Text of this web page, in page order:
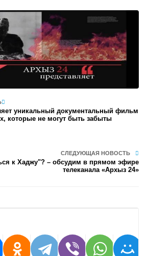
уникальный документальный фильм
которые не могут быть забыты
СЛЕДУЮЩАЯ НОВОСТЬ
к Хаджу"? – обсудим в прямом эфире
телеканала «Архыз 24»